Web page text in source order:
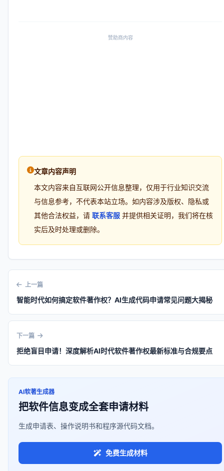
赞助商内容
文章内容声明
本文内容来自互联网公开信息整理，仅用于行业知识交流
与信息参考，不代表本站立场。如内容涉及版权、隐私或
其他合法权益，请 联系客服 并提供相关证明，我们将在核
实后及时处理或删除。
上一篇
智能时代如何搞定软件著作权？AI生成代码申请常见问题大揭秘
下一篇
拒绝盲目申请！深度解析AI时代软件著作权最新标准与合规要点
AI软著生成器
把软件信息变成全套申请材料
生成申请表、操作说明书和程序源代码文档。
免费生成材料